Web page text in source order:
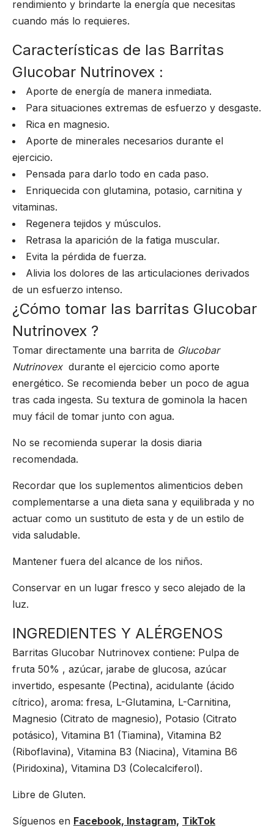
rendimiento y brindarte la energía que necesitas
cuando más lo requieres.
Características de las Barritas
Glucobar Nutrinovex :
Aporte de energía de manera inmediata.
Para situaciones extremas de esfuerzo y desgaste.
Rica en magnesio.
Aporte de minerales necesarios durante el
ejercicio.
Pensada para darlo todo en cada paso.
Enriquecida con glutamina, potasio, carnitina y
vitaminas.
Regenera tejidos y músculos.
Retrasa la aparición de la fatiga muscular.
Evita la pérdida de fuerza.
Alivia los dolores de las articulaciones derivados
de un esfuerzo intenso.
¿Cómo tomar las barritas Glucobar
Nutrinovex ?
Tomar directamente una barrita de Glucobar
Nutrinovex durante el ejercicio como aporte
energético. Se recomienda beber un poco de agua
tras cada ingesta. Su textura de gominola la hacen
muy fácil de tomar junto con agua.
No se recomienda superar la dosis diaria
recomendada.
Recordar que los suplementos alimenticios deben
complementarse a una dieta sana y equilibrada y no
actuar como un sustituto de esta y de un estilo de
vida saludable.
Mantener fuera del alcance de los niños.
Conservar en un lugar fresco y seco alejado de la
luz.
INGREDIENTES Y ALÉRGENOS
Barritas Glucobar Nutrinovex contiene: Pulpa de
fruta 50% , azúcar, jarabe de glucosa, azúcar
invertido, espesante (Pectina), acidulante (ácido
cítrico), aroma: fresa, L-Glutamina, L-Carnitina,
Magnesio (Citrato de magnesio), Potasio (Citrato
potásico), Vitamina B1 (Tiamina), Vitamina B2
(Riboflavina), Vitamina B3 (Niacina), Vitamina B6
(Piridoxina), Vitamina D3 (Colecalciferol).
Libre de Gluten.
Síguenos en Facebook, Instagram, TikTok